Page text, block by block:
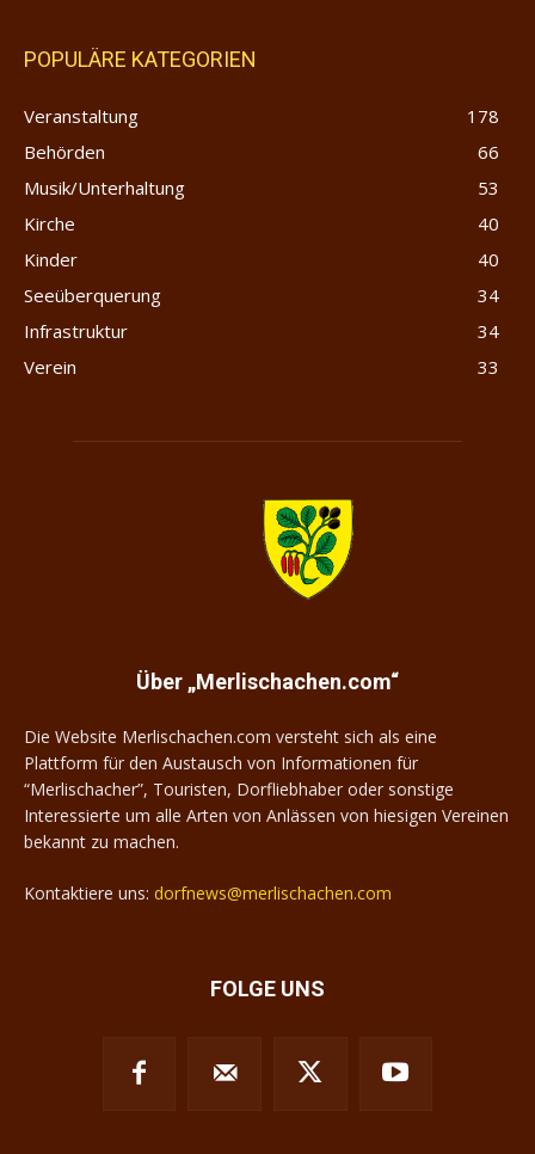
POPULÄRE KATEGORIEN
Veranstaltung
178
Behörden
66
Musik/Unterhaltung
53
Kirche
40
Kinder
40
Seeüberquerung
34
Infrastruktur
34
Verein
33
Über „Merlischachen.com“
Die Website Merlischachen.com versteht sich als eine
Plattform für den Austausch von Informationen für
“Merlischacher”, Touristen, Dorfliebhaber oder sonstige
Interessierte um alle Arten von Anlässen von hiesigen Vereinen
bekannt zu machen.
Kontaktiere uns: dorfnews@merlischachen.com
FOLGE UNS